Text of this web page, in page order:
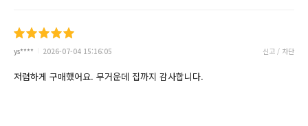
ys**** 2026-07-04 15:16:05 신고 / 차단
저렴하게 구매했어요. 무거운데 집까지 감사합니다.